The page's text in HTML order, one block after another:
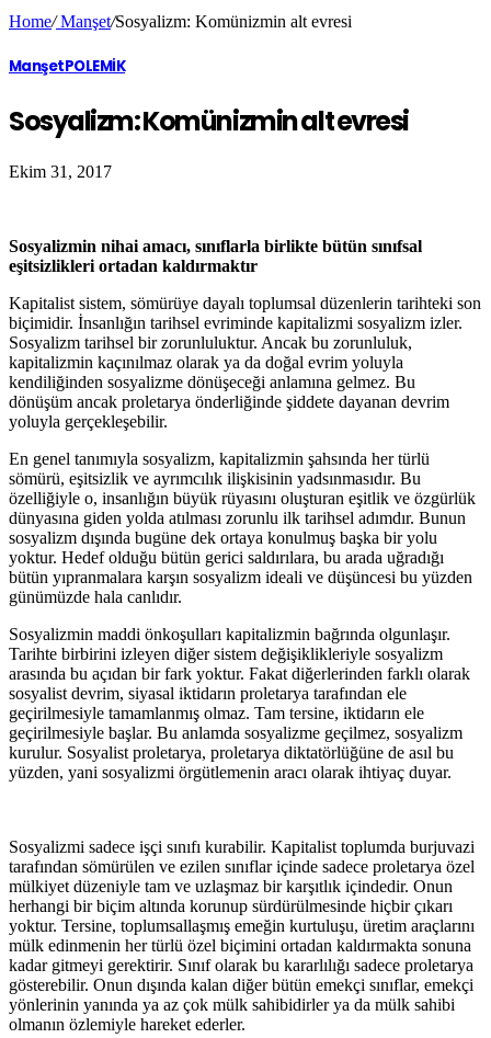
Home/Manşet/Sosyalizm: Komünizmin alt evresi
ManşetPOLEMİK
Sosyalizm: Komünizmin alt evresi
Ekim 31, 2017
Sosyalizmin nihai amacı, sınıflarla birlikte bütün sınıfsal
eşitsizlikleri ortadan kaldırmaktır
Kapitalist sistem, sömürüye dayalı toplumsal düzenlerin tarihteki son
biçimidir. İnsanlığın tarihsel evriminde kapitalizmi sosyalizm izler.
Sosyalizm tarihsel bir zorunluluktur. Ancak bu zorunluluk,
kapitalizmin kaçınılmaz olarak ya da doğal evrim yoluyla
kendiliğinden sosyalizme dönüşeceği anlamına gelmez. Bu
dönüşüm ancak proletarya önderliğinde şiddete dayanan devrim
yoluyla gerçekleşebilir.
En genel tanımıyla sosyalizm, kapitalizmin şahsında her türlü
sömürü, eşitsizlik ve ayrımcılık ilişkisinin yadsınmasıdır. Bu
özelliğiyle o, insanlığın büyük rüyasını oluşturan eşitlik ve özgürlük
dünyasına giden yolda atılması zorunlu ilk tarihsel adımdır. Bunun
sosyalizm dışında bugüne dek ortaya konulmuş başka bir yolu
yoktur. Hedef olduğu bütün gerici saldırılara, bu arada uğradığı
bütün yıpranmalara karşın sosyalizm ideali ve düşüncesi bu yüzden
günümüzde hala canlıdır.
Sosyalizmin maddi önkoşulları kapitalizmin bağrında olgunlaşır.
Tarihte birbirini izleyen diğer sistem değişiklikleriyle sosyalizm
arasında bu açıdan bir fark yoktur. Fakat diğerlerinden farklı olarak
sosyalist devrim, siyasal iktidarın proletarya tarafından ele
geçirilmesiyle tamamlanmış olmaz. Tam tersine, iktidarın ele
geçirilmesiyle başlar. Bu anlamda sosyalizme geçilmez, sosyalizm
kurulur. Sosyalist proletarya, proletarya diktatörlüğüne de asıl bu
yüzden, yani sosyalizmi örgütlemenin aracı olarak ihtiyaç duyar.
Sosyalizmi sadece işçi sınıfı kurabilir. Kapitalist toplumda burjuvazi
tarafından sömürülen ve ezilen sınıflar içinde sadece proletarya özel
mülkiyet düzeniyle tam ve uzlaşmaz bir karşıtlık içindedir. Onun
herhangi bir biçim altında korunup sürdürülmesinde hiçbir çıkarı
yoktur. Tersine, toplumsallaşmış emeğin kurtuluşu, üretim araçlarını
mülk edinmenin her türlü özel biçimini ortadan kaldırmakta sonuna
kadar gitmeyi gerektirir. Sınıf olarak bu kararlılığı sadece proletarya
gösterebilir. Onun dışında kalan diğer bütün emekçi sınıflar, emekçi
yönlerinin yanında ya az çok mülk sahibidirler ya da mülk sahibi
olmanın özlemiyle hareket ederler.